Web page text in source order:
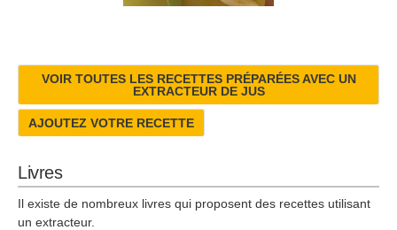
VOIR TOUTES LES RECETTES PRÉPARÉES AVEC UN
EXTRACTEUR DE JUS
AJOUTEZ VOTRE RECETTE
Livres
Il existe de nombreux livres qui proposent des recettes utilisant
un extracteur.